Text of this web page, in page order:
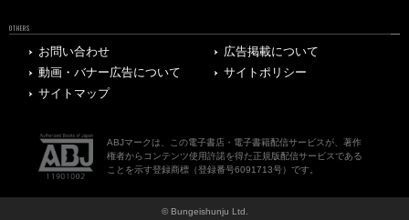
OTHERS
お問い合わせ
広告掲載について
動画・バナー広告について
サイトポリシー
サイトマップ
ABJマークは、この電子書店・電子書籍配信サービスが、著作
権者からコンテンツ使用許諾を得た正規版配信サービスである
ことを示す登録商標（登録番号6091713号）です。
© Bungeishunju Ltd.